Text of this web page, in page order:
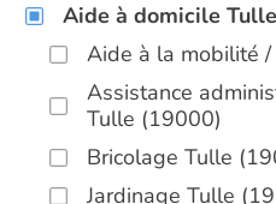
Aide à domicile
Aide à la mobilité
Assistance
Tulle (19000)
Bricolage Tulle
Jardinage Tulle